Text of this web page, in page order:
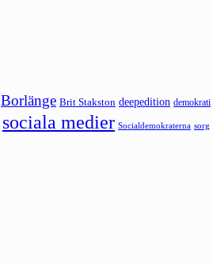
Borlänge Brit Stakston deepedition demokrati
sociala medier Socialdemokraterna sorg